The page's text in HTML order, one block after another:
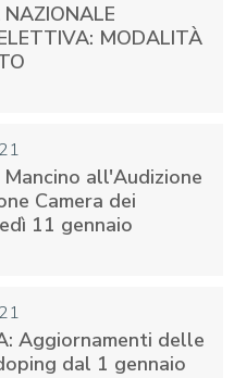
MODALITÀ
all'Audizione
Camera dei
11 gennaio
Aggiornamenti delle
dal 1 gennaio